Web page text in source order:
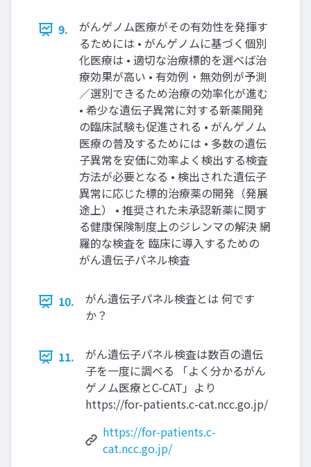
9.
がんゲノム医療がその有効性を発揮す
るためには • がんゲノムに基づく個別
化医療は • 適切な治療標的を選べば治
療効果が高い • 有効例・無効例が予測
／選別できるため治療の効率化が進む
• 希少な遺伝子異常に対する新薬開発
の臨床試験も促進される • がんゲノム
医療の普及するためには • 多数の遺伝
子異常を安価に効率よく検出する検査
方法が必要となる • 検出された遺伝子
異常に応じた標的治療薬の開発（発展
途上） • 推奨された未承認新薬に関す
る健康保険制度上のジレンマの解決 網
羅的な検査を 臨床に導入するための
がん遺伝子パネル検査
10.
がん遺伝子パネル検査とは 何です
か？
11.
がん遺伝子パネル検査は数百の遺伝
子を一度に調べる 「よく分かるがん
ゲノム医療とC-CAT」より
https://for-patients.c-cat.ncc.go.jp/
https://for-patients.c-
cat.ncc.go.jp/